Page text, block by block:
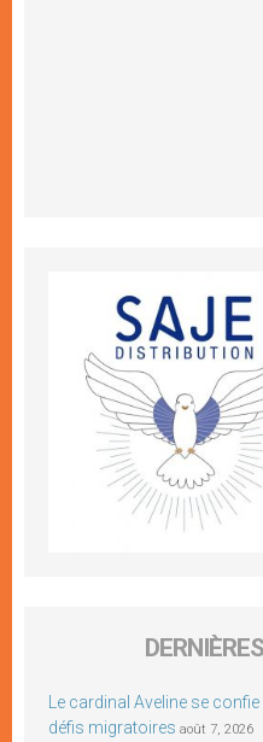
Le cardinal Aveline se
défis migratoires août 7, 2026